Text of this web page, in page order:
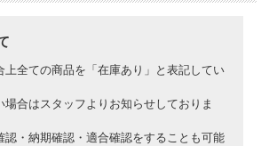
上全ての商品を「在庫あり」と表記してい
場合はスタッフよりお知らせしておりま
認・納期確認・適合確認をすることも可能